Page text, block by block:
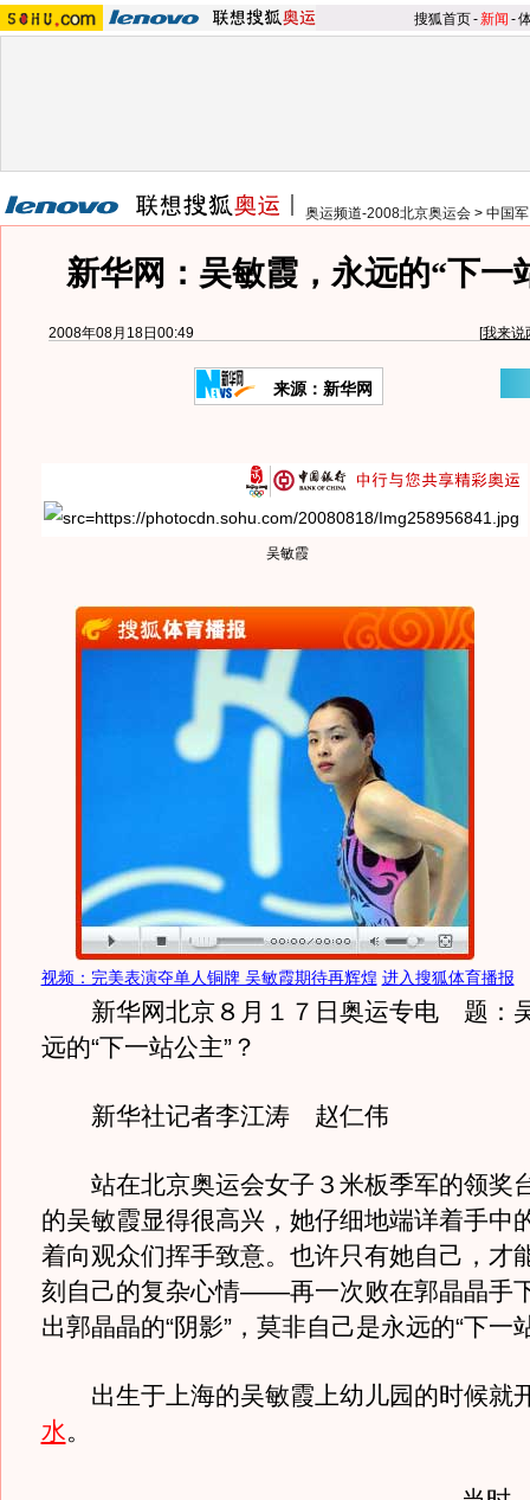
搜狐首页-新闻 -
奥运频道-2008北京奥运会 > 中国
新华网：吴敏霞，永远的“下一
2008年08月18日00:49 [我来说
来源：新华网
吴敏霞
视频：完美表演夺单人铜牌 吴敏霞期待再辉煌 进入搜狐体育播报
新华网北京８月１７日奥运专电 题：
远的“下一站公主”？
新华社记者李江涛 赵仁伟
站在北京奥运会女子３米板季军的领奖
的吴敏霞显得很高兴，她仔细地端详着手中
着向观众们挥手致意。也许只有她自己，才
刻自己的复杂心情——再一次败在郭晶晶手
出郭晶晶的“阴影”，莫非自己是永远的“下一
出生于上海的吴敏霞上幼儿园的时候就
水。